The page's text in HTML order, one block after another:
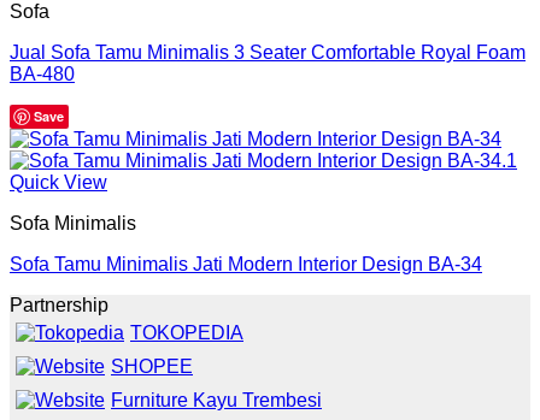
Sofa
Jual Sofa Tamu Minimalis 3 Seater Comfortable Royal Foam
BA-480
Save
Quick View
Sofa Minimalis
Sofa Tamu Minimalis Jati Modern Interior Design BA-34
Partnership
TOKOPEDIA
SHOPEE
Furniture Kayu Trembesi